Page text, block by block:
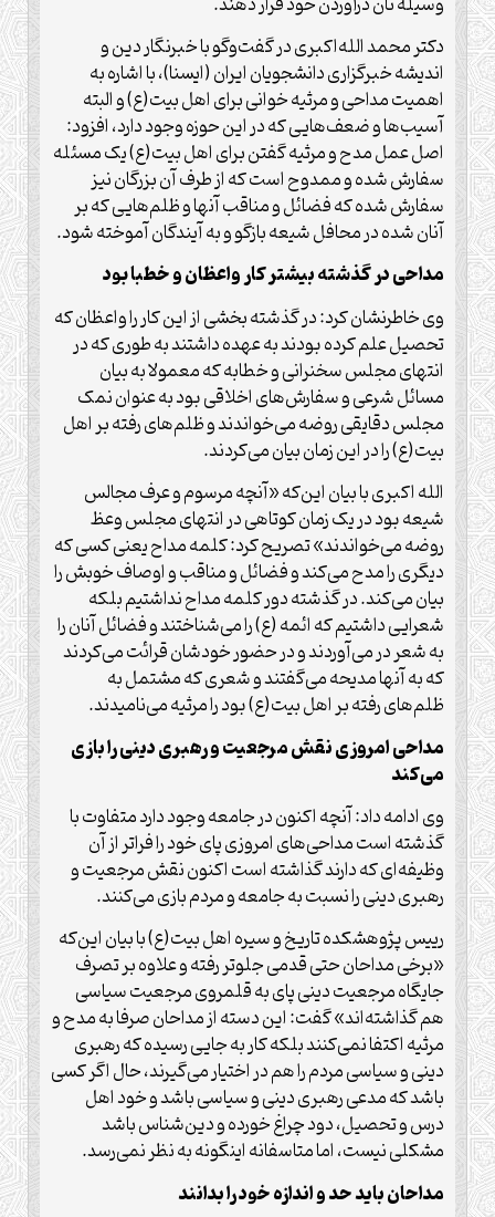
دکتر محمد الله‌اکبری در گفت‌وگو با خبرنگار دین و
اندیشه خبرگزاری دانشجویان ایران (ایسنا)، با اشاره به
اهمیت مداحی و مرثیه خوانی برای اهل بیت(ع) و البته
آسیب‌ها و ضعف‌هایی که در این حوزه وجود دارد، افزود:
اصل عمل مدح و مرثیه گفتن برای اهل بیت(ع) یک مسئله
سفارش شده و ممدوح است که از طرف آن بزرگان نیز
سفارش شده که فضائل و مناقب آنها و ظلم‌هایی که بر
آنان شده در محافل شیعه بازگو و به آیندگان آموخته شود.
مداحی در گذشته بیشتر کار واعظان و خطبا بود
وی خاطرنشان کرد: در گذشته بخشی از این کار را واعظان که
تحصیل‌ علم کرده بودند به عهده داشتند به طوری که در
انتهای مجلس سخنرانی و خطابه که معمولا به بیان
مسائل شرعی و سفارش‌های اخلاقی بود به عنوان نمک
مجلس دقایقی روضه می‌خواندند و ظلم‌های رفته بر اهل
بیت(ع) را در این زمان بیان می‌کردند.
الله اکبری با بیان این‌که «آنچه مرسوم و عرف مجالس
شیعه بود در یک زمان کوتاهی در انتهای مجلس وعظ
روضه می‌خواندند» تصریح کرد: کلمه مداح یعنی کسی که
دیگری را مدح می‌کند و فضائل و مناقب و اوصاف خوبش را
بیان می‌کند. در گذشته دور کلمه مداح نداشتیم بلکه
شعرایی داشتیم که ائمه (ع) را می‌شناختند و فضائل آنان را
به شعر در می‌آوردند و در حضور خودشان قرائت می‌کردند
که به آنها مدیحه می‌گفتند و شعری که مشتمل به
ظلم‌های رفته بر اهل بیت(ع) بود را مرثیه می‌نامیدند.
مداحی امروزی نقش مرجعیت و رهبری دینی را بازی
می‌کند
وی ادامه داد: آنچه اکنون در جامعه وجود دارد متفاوت با
گذشته است مداحی‌های امروزی پای خود را فراتر از آن
وظیفه‌ای که دارند گذاشته است اکنون نقش مرجعیت و
رهبری دینی را نسبت به جامعه و مردم بازی می‌کنند.
رییس پژوهشکده تاریخ و سیره اهل بیت(ع) با بیان این‌که
«برخی مداحان حتی قدمی جلوتر رفته و علاوه بر تصرف
جایگاه مرجعیت دینی پای به قلمروی مرجعیت سیاسی
هم گذاشته‌اند» گفت: این دسته از مداحان صرفا به مدح و
مرثیه اکتفا نمی‌کنند بلکه کار به جایی رسیده که رهبری
دینی و سیاسی مردم را هم در اختیار می‌گیرند، حال اگر کسی
باشد که مدعی رهبری دینی و سیاسی باشد و خود اهل
درس و تحصیل، دود چراغ خورده و دین‌شناس باشد
مشکلی نیست، اما متاسفانه اینگونه به نظر نمی‌رسد.
مداحان باید حد و اندازه خود را بدانند